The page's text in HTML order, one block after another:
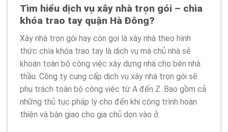
Tìm hiểu dịch vụ xây nhà trọn gói – chìa
khóa trao tay quận Hà Đông?
Xây nhà trọn gói hay còn gọi là xây nhà theo hình
thức chìa khóa trao tay là dịch vụ mà chủ nhà sẽ
khoán toàn bộ công việc xây dựng nhà cho bên nhà
thầu. Công ty cung cấp dịch vụ xây nhà trọn gói sẽ
phụ trách toàn bộ công việc từ A đến Z. Bao gồm cả
những thủ tục pháp lý cho đến khi công trình hoàn
thiện và bàn giao cho gia chủ dọn vào ở.